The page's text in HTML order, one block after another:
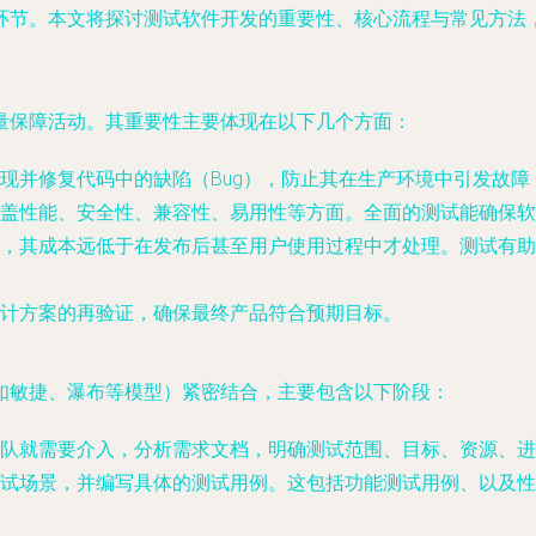
。本文将探讨测试软件开发的重要性、核心流程与常见方法
障活动。其重要性主要体现在以下几个方面：
并修复代码中的缺陷（Bug），防止其在生产环境中引发故
性能、安全性、兼容性、易用性等方面。全面的测试能确保
其成本远低于在发布后甚至用户使用过程中才处理。测试有
方案的再验证，确保最终产品符合预期目标。
捷、瀑布等模型）紧密结合，主要包含以下阶段：
就需要介入，分析需求文档，明确测试范围、目标、资源、
场景，并编写具体的测试用例。这包括功能测试用例、以及